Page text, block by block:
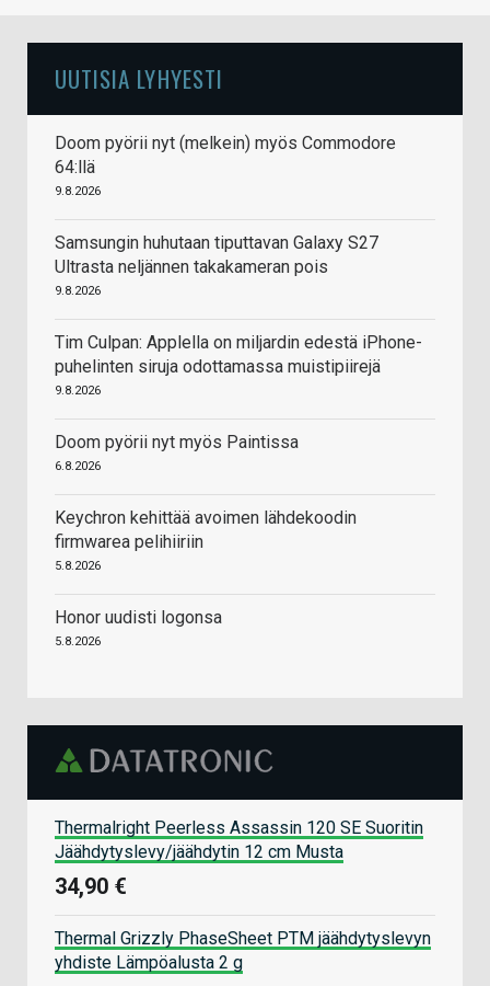
UUTISIA LYHYESTI
Doom pyörii nyt (melkein) myös Commodore
64:llä
9.8.2026
Samsungin huhutaan tiputtavan Galaxy S27
Ultrasta neljännen takakameran pois
9.8.2026
Tim Culpan: Applella on miljardin edestä iPhone-
puhelinten siruja odottamassa muistipiirejä
9.8.2026
Doom pyörii nyt myös Paintissa
6.8.2026
Keychron kehittää avoimen lähdekoodin
firmwarea pelihiiriin
5.8.2026
Honor uudisti logonsa
5.8.2026
Thermalright Peerless Assassin 120 SE Suoritin
Jäähdytyslevy/jäähdytin 12 cm Musta
34,90 €
Thermal Grizzly PhaseSheet PTM jäähdytyslevyn
yhdiste Lämpöalusta 2 g